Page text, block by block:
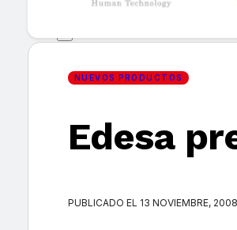
HEMEROTECA
Encuentra
NUEVOS PRODUCTOS
Edesa
PUBLICADO EL 13 NOVIEMBRE, 2008